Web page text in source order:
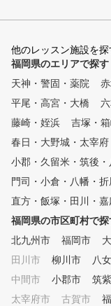
スン 各コース
1名がマンツーマン
します。 ④ いつで
、冬は暖かい、紫外
らない。 ⑤ 初めて
上級者まで個別のカ
（ジュニアは小学1
初心者から中上
、個別にカリキュラ
。 ⑥ 練習器具を使
ルレッスン 150
の練習方法より、受
た練習方法を提案し
ゴルフシミュレー
想ラウンド コ
体験できます。 ⑧
レッスン 初心
他のレッスン施設を探
福岡県のエリアで探す
天神・警固・薬院
平尾・高宮・大橋
藤崎・姪浜
吉塚・
春日・大野城・太宰府
小郡・久留米・筑後・
門司・小倉・八幡・折
直方・飯塚・田川・嘉
福岡県の市区町村で探
北九州市
福岡市
田川市
柳川市 八
中間市
小郡市 筑
太宰府市
古賀市